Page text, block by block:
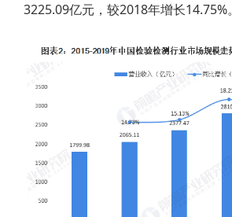
3225.09亿元，较2018年增长14.75%。